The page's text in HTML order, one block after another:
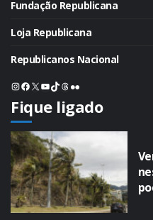
Fundação Republicana
Loja Republicana
Republicanos Nacional
Instagram
Facebook
X Youtube
TikTok
Threads
Flickr
Fique ligado